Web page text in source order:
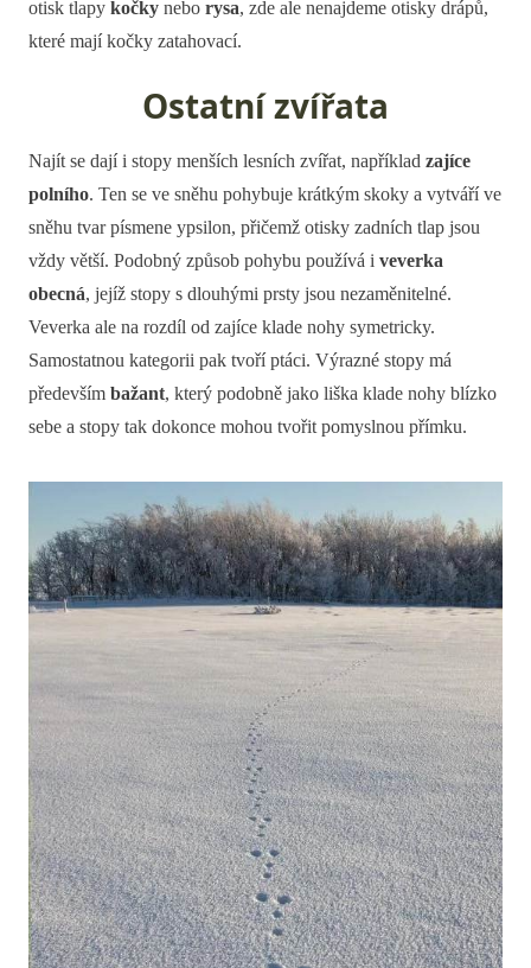
otisk tlapy kočky nebo rysa, zde ale nenajdeme otisky drápů,
které mají kočky zatahovací.
Ostatní zvířata
Najít se dají i stopy menších lesních zvířat, například zajíce
polního. Ten se ve sněhu pohybuje krátkým skoky a vytváří ve
sněhu tvar písmene ypsilon, přičemž otisky zadních tlap jsou
vždy větší. Podobný způsob pohybu používá i veverka
obecná, jejíž stopy s dlouhými prsty jsou nezaměnitelné.
Veverka ale na rozdíl od zajíce klade nohy symetricky.
Samostatnou kategorii pak tvoří ptáci. Výrazné stopy má
především bažant, který podobně jako liška klade nohy blízko
sebe a stopy tak dokonce mohou tvořit pomyslnou přímku.